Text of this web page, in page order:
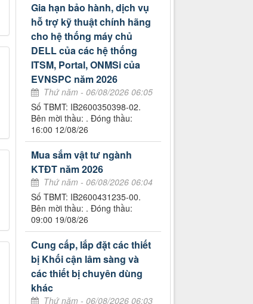
Gia hạn bảo hành, dịch vụ
hỗ trợ kỹ thuật chính hãng
cho hệ thống máy chủ
DELL của các hệ thống
ITSM, Portal, ONMSi của
EVNSPC năm 2026
Thứ năm - 06/08/2026 06:05
Số TBMT: IB2600350398-02.
Bên mời thầu: . Đóng thầu:
16:00 12/08/26
Mua sắm vật tư ngành
KTĐT năm 2026
Thứ năm - 06/08/2026 06:04
Số TBMT: IB2600431235-00.
Bên mời thầu: . Đóng thầu:
09:00 19/08/26
Cung cấp, lắp đặt các thiết
bị Khối cận lâm sàng và
các thiết bị chuyên dùng
khác
Thứ năm - 06/08/2026 06:03